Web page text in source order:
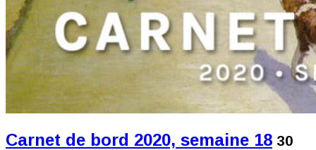
Carnet de bord 2020, semaine 18 30